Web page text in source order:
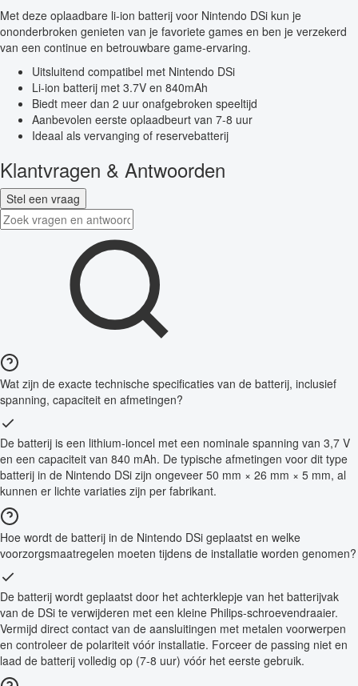
Met deze oplaadbare li-ion batterij voor Nintendo DSi kun je
ononderbroken genieten van je favoriete games en ben je verzekerd
van een continue en betrouwbare game-ervaring.
Uitsluitend compatibel met Nintendo DSi
Li-ion batterij met 3.7V en 840mAh
Biedt meer dan 2 uur onafgebroken speeltijd
Aanbevolen eerste oplaadbeurt van 7-8 uur
Ideaal als vervanging of reservebatterij
Klantvragen & Antwoorden
Stel een vraag
Wat zijn de exacte technische specificaties van de batterij, inclusief
spanning, capaciteit en afmetingen?
De batterij is een lithium-ioncel met een nominale spanning van 3,7 V
en een capaciteit van 840 mAh. De typische afmetingen voor dit type
batterij in de Nintendo DSi zijn ongeveer 50 mm × 26 mm × 5 mm, al
kunnen er lichte variaties zijn per fabrikant.
Hoe wordt de batterij in de Nintendo DSi geplaatst en welke
voorzorgsmaatregelen moeten tijdens de installatie worden genomen?
De batterij wordt geplaatst door het achterklepje van het batterijvak
van de DSi te verwijderen met een kleine Philips-schroevendraaier.
Vermijd direct contact van de aansluitingen met metalen voorwerpen
en controleer de polariteit vóór installatie. Forceer de passing niet en
laad de batterij volledig op (7-8 uur) vóór het eerste gebruik.